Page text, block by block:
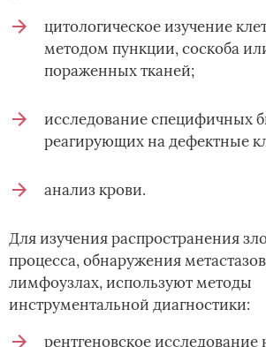
цитологическое изучение
методом пункции, соскоба
пораженных тканей;
исследование специфичных
реагирующих на дефектные
анализ крови.
Для изучения распространения
процесса, обнаружения
лимфоузлах, используют методы
инструментальной диагностики:
рентгеновское